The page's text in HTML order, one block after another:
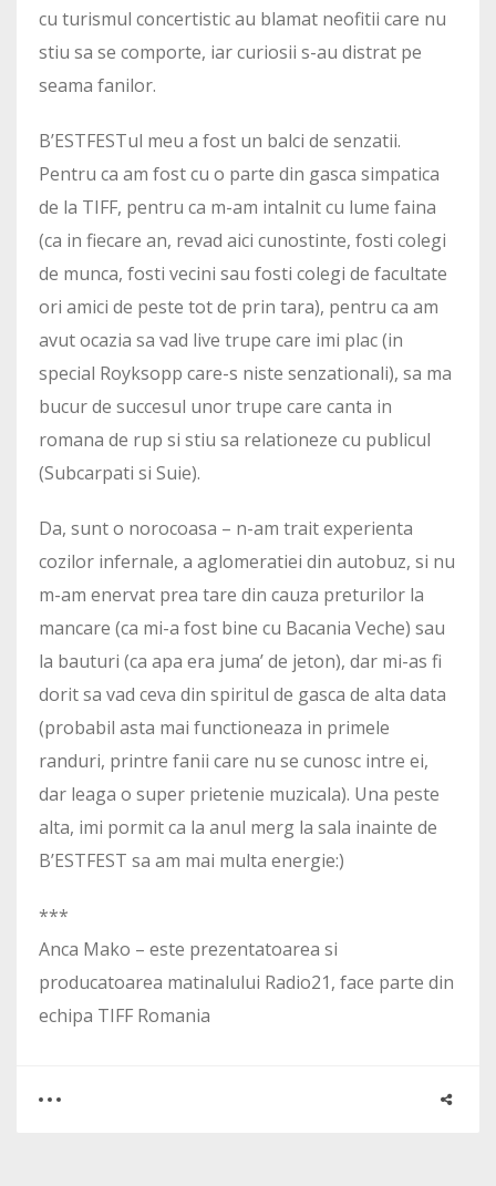
cu turismul concertistic au blamat neofitii care nu
stiu sa se comporte, iar curiosii s-au distrat pe
seama fanilor.
B’ESTFESTul meu a fost un balci de senzatii.
Pentru ca am fost cu o parte din gasca simpatica
de la TIFF, pentru ca m-am intalnit cu lume faina
(ca in fiecare an, revad aici cunostinte, fosti colegi
de munca, fosti vecini sau fosti colegi de facultate
ori amici de peste tot de prin tara), pentru ca am
avut ocazia sa vad live trupe care imi plac (in
special Royksopp care-s niste senzationali), sa ma
bucur de succesul unor trupe care canta in
romana de rup si stiu sa relationeze cu publicul
(Subcarpati si Suie).
Da, sunt o norocoasa – n-am trait experienta
cozilor infernale, a aglomeratiei din autobuz, si nu
m-am enervat prea tare din cauza preturilor la
mancare (ca mi-a fost bine cu Bacania Veche) sau
la bauturi (ca apa era juma’ de jeton), dar mi-as fi
dorit sa vad ceva din spiritul de gasca de alta data
(probabil asta mai functioneaza in primele
randuri, printre fanii care nu se cunosc intre ei,
dar leaga o super prietenie muzicala). Una peste
alta, imi pormit ca la anul merg la sala inainte de
B’ESTFEST sa am mai multa energie:)
***
Anca Mako – este prezentatoarea si
producatoarea matinalului Radio21, face parte din
echipa TIFF Romania